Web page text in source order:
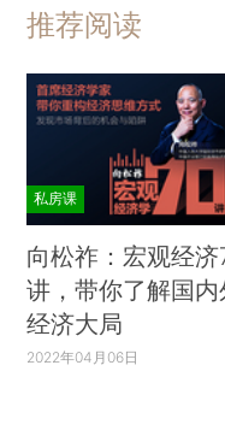
推荐阅读
私房课
向松祚：宏观经济
讲，带你了解国内
经济大局
2022年04月06日